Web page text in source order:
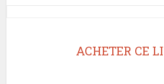
ACHETER CE